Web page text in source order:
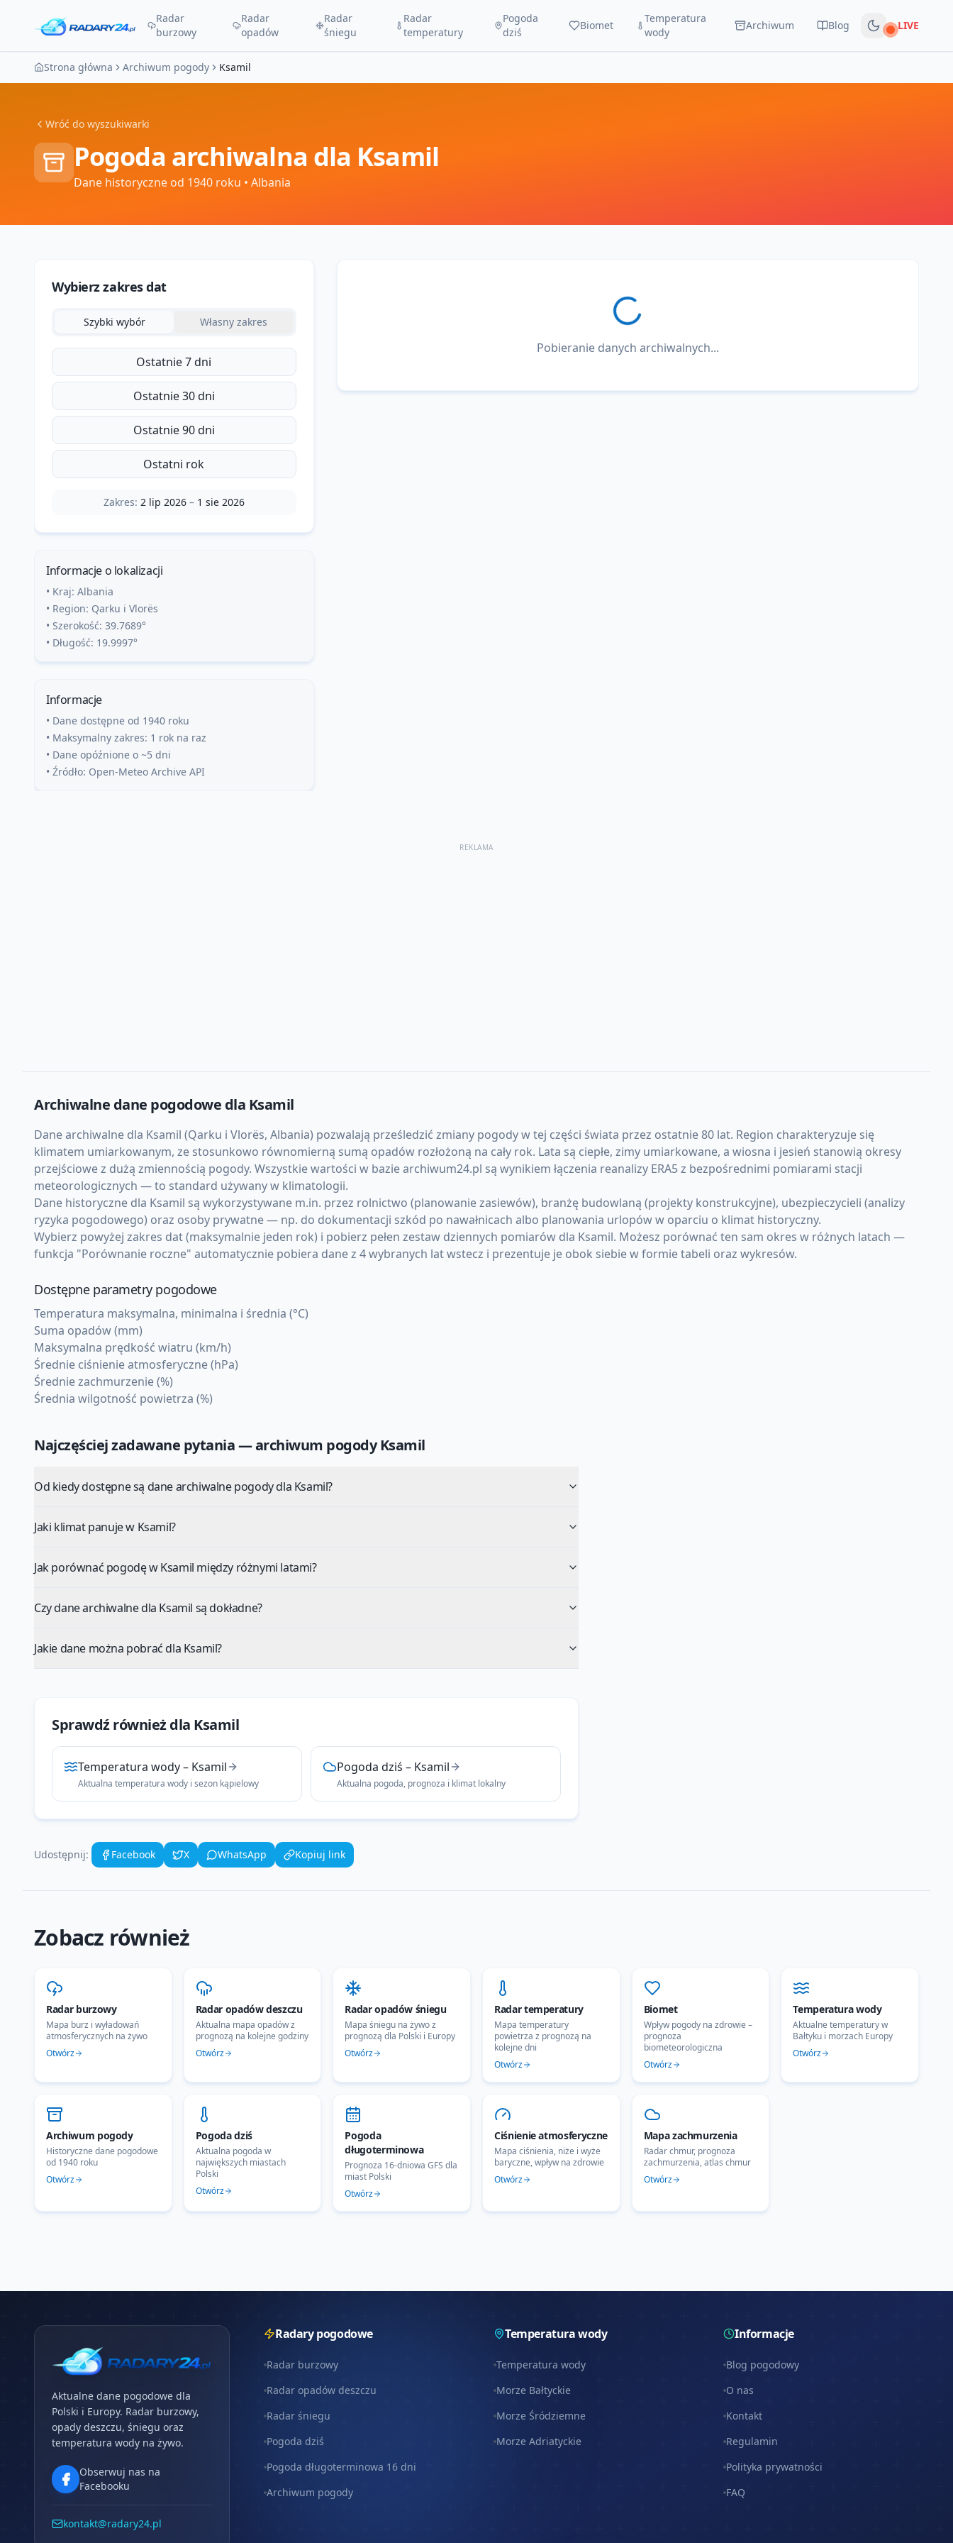
Radar
burzowy
Radar
opadów
Radar
śniegu
Radar
temperatury
Pogoda
dziś
Biomet
Temperatura
wody
Archiwum Blog Na żywo
LIVE
Strona główna Archiwum pogody Ksamil
Wróć do wyszukiwarki
Pogoda archiwalna dla Ksamil
Dane historyczne od 1940 roku • Albania
Wybierz zakres dat
Szybki wybór Własny zakres
Ostatnie 7 dni
Ostatnie 30 dni
Ostatnie 90 dni
Ostatni rok
Zakres: 2 lip 2026– 1 sie 2026
Informacje o lokalizacji
• Kraj: Albania
• Region: Qarku i Vlorës
• Szerokość: 39.7689°
• Długość: 19.9997°
Informacje
• Dane dostępne od 1940 roku
• Maksymalny zakres: 1 rok na raz
• Dane opóźnione o ~5 dni
• Źródło: Open-Meteo Archive API
Pobieranie danych archiwalnych...
REKLAMA
Archiwalne dane pogodowe dla Ksamil
Dane archiwalne dla Ksamil (Qarku i Vlorës, Albania) pozwalają prześledzić zmiany pogody w tej części świata przez ostatnie 80 lat. Region charakteryzuje się
klimatem umiarkowanym, ze stosunkowo równomierną sumą opadów rozłożoną na cały rok. Lata są ciepłe, zimy umiarkowane, a wiosna i jesień stanowią okresy
przejściowe z dużą zmiennością pogody. Wszystkie wartości w bazie archiwum24.pl są wynikiem łączenia reanalizy ERA5 z bezpośrednimi pomiarami stacji
meteorologicznych — to standard używany w klimatologii.
Dane historyczne dla Ksamil są wykorzystywane m.in. przez rolnictwo (planowanie zasiewów), branżę budowlaną (projekty konstrukcyjne), ubezpieczycieli (analizy
ryzyka pogodowego) oraz osoby prywatne — np. do dokumentacji szkód po nawałnicach albo planowania urlopów w oparciu o klimat historyczny.
Wybierz powyżej zakres dat (maksymalnie jeden rok) i pobierz pełen zestaw dziennych pomiarów dla Ksamil. Możesz porównać ten sam okres w różnych latach —
funkcja "Porównanie roczne" automatycznie pobiera dane z 4 wybranych lat wstecz i prezentuje je obok siebie w formie tabeli oraz wykresów.
Dostępne parametry pogodowe
Temperatura maksymalna, minimalna i średnia (°C)
Suma opadów (mm)
Maksymalna prędkość wiatru (km/h)
Średnie ciśnienie atmosferyczne (hPa)
Średnie zachmurzenie (%)
Średnia wilgotność powietrza (%)
Najczęściej zadawane pytania — archiwum pogodyKsamil
Od kiedy dostępne są dane archiwalne pogody dla Ksamil?
Jaki klimat panuje w Ksamil?
Jak porównać pogodę w Ksamil między różnymi latami?
Czy dane archiwalne dla Ksamil są dokładne?
Jakie dane można pobrać dla Ksamil?
Sprawdź również dla Ksamil
Temperatura wody– Ksamil
Aktualna temperatura wody i sezon kąpielowy
Pogoda dziś – Ksamil
Aktualna pogoda, prognoza i klimat lokalny
Udostępnij: Facebook X WhatsApp Kopiuj link
Zobacz również
Radar burzowy
Mapa burz i wyładowań
atmosferycznych na żywo
Otwórz
Radar opadów deszczu
Aktualna mapa opadów z
prognozą na kolejne godziny
Otwórz
Radar opadów śniegu
Mapa śniegu na żywo z
prognozą dla Polski i Europy
Otwórz
Radar temperatury
Mapa temperatury
powietrza z prognozą na
kolejne dni
Otwórz
Biomet
Wpływ pogody na zdrowie –
prognoza
biometeorologiczna
Otwórz
Temperatura wody
Aktualne temperatury w
Bałtyku i morzach Europy
Otwórz
Archiwum pogody
Historyczne dane pogodowe
od 1940 roku
Otwórz
Pogoda dziś
Aktualna pogoda w
największych miastach
Polski
Otwórz
Pogoda
długoterminowa
Prognoza 16-dniowa GFS dla
miast Polski
Otwórz
Ciśnienie atmosferyczne
Mapa ciśnienia, niże i wyże
baryczne, wpływ na zdrowie
Otwórz
Mapa zachmurzenia
Radar chmur, prognoza
zachmurzenia, atlas chmur
Otwórz
Aktualne dane pogodowe dla
Polski i Europy. Radar burzowy,
opady deszczu, śniegu oraz
temperatura wody na żywo.
Obserwuj nas na
Facebooku
kontakt@radary24.pl
Radary pogodowe
Radar burzowy
Radar opadów deszczu
Radar śniegu
Pogoda dziś
Pogoda długoterminowa 16 dni
Archiwum pogody
Temperatura wody
Temperatura wody
Morze Bałtyckie
Morze Śródziemne
Morze Adriatyckie
Informacje
Blog pogodowy
O nas
Kontakt
Regulamin
Polityka prywatności
FAQ